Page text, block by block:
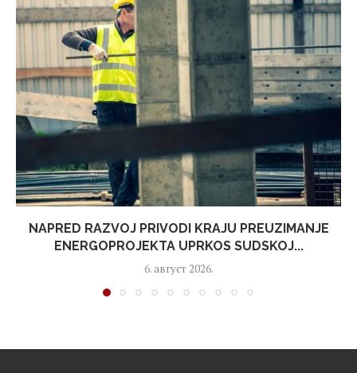
NAPRED RAZVOJ PRIVODI KRAJU PREUZIMANJE
ENERGOPROJEKTA UPRKOS SUDSKOJ...
6. август 2026.